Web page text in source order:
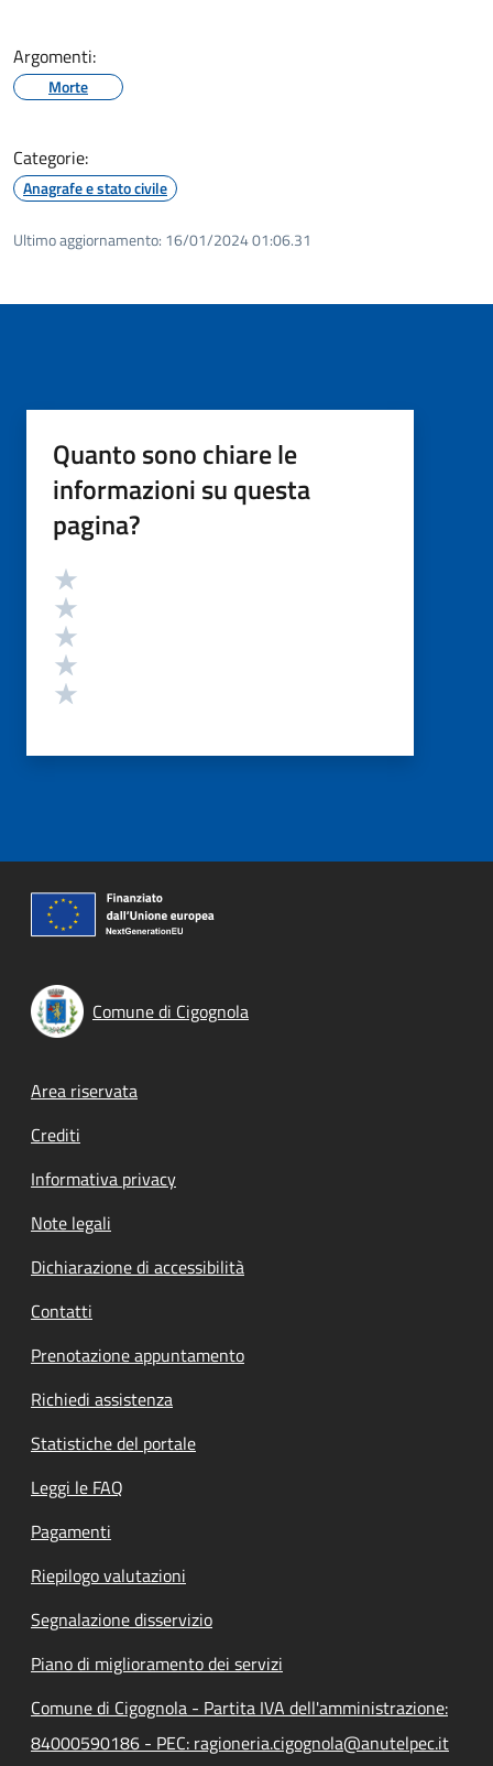
Argomenti:
Morte
Categorie:
Anagrafe e stato civile
Ultimo aggiornamento: 16/01/2024 01:06.31
Quanto sono chiare le
informazioni su questa
pagina?
Valutazione
Comune di Cigognola
Footer menu
Area riservata
Crediti
Informativa privacy
Note legali
Dichiarazione di accessibilità
Contatti
Prenotazione appuntamento
Richiedi assistenza
Statistiche del portale
Leggi le FAQ
Pagamenti
Riepilogo valutazioni
Segnalazione disservizio
Piano di miglioramento dei servizi
Comune di Cigognola - Partita IVA dell'amministrazione:
84000590186 - PEC: ragioneria.cigognola@anutelpec.it